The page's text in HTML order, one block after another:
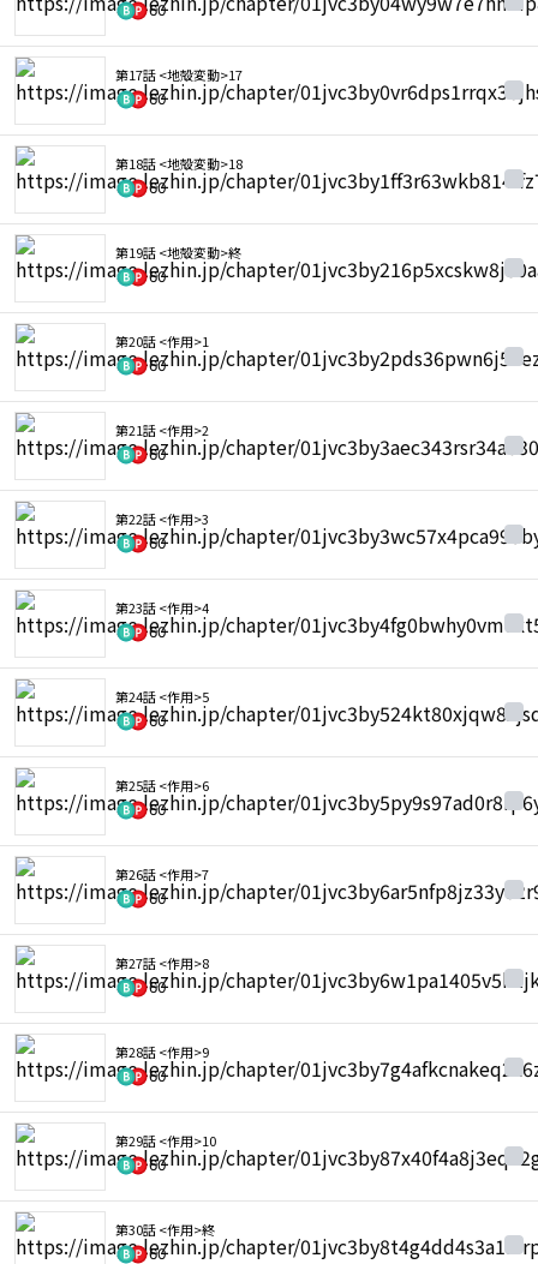
60
第17話 <地殻変動>17
60
第18話 <地殻変動>18
60
第19話 <地殻変動>終
60
第20話 <作用>1
60
第21話 <作用>2
60
第22話 <作用>3
60
第23話 <作用>4
60
第24話 <作用>5
60
第25話 <作用>6
60
第26話 <作用>7
60
第27話 <作用>8
60
第28話 <作用>9
60
第29話 <作用>10
60
第30話 <作用>終
60